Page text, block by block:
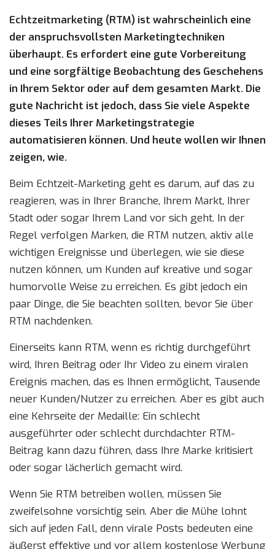
Echtzeitmarketing (RTM) ist wahrscheinlich eine
der anspruchsvollsten Marketingtechniken
überhaupt. Es erfordert eine gute Vorbereitung
und eine sorgfältige Beobachtung des Geschehens
in Ihrem Sektor oder auf dem gesamten Markt. Die
gute Nachricht ist jedoch, dass Sie viele Aspekte
dieses Teils Ihrer Marketingstrategie
automatisieren können. Und heute wollen wir Ihnen
zeigen, wie.
Beim Echtzeit-Marketing geht es darum, auf das zu
reagieren, was in Ihrer Branche, Ihrem Markt, Ihrer
Stadt oder sogar Ihrem Land vor sich geht. In der
Regel verfolgen Marken, die RTM nutzen, aktiv alle
wichtigen Ereignisse und überlegen, wie sie diese
nutzen können, um Kunden auf kreative und sogar
humorvolle Weise zu erreichen. Es gibt jedoch ein
paar Dinge, die Sie beachten sollten, bevor Sie über
RTM nachdenken.
Einerseits kann RTM, wenn es richtig durchgeführt
wird, Ihren Beitrag oder Ihr Video zu einem viralen
Ereignis machen, das es Ihnen ermöglicht, Tausende
neuer Kunden/Nutzer zu erreichen. Aber es gibt auch
eine Kehrseite der Medaille: Ein schlecht
ausgeführter oder schlecht durchdachter RTM-
Beitrag kann dazu führen, dass Ihre Marke kritisiert
oder sogar lächerlich gemacht wird.
Wenn Sie RTM betreiben wollen, müssen Sie
zweifelsohne vorsichtig sein. Aber die Mühe lohnt
sich auf jeden Fall, denn virale Posts bedeuten eine
äußerst effektive und vor allem kostenlose Werbung